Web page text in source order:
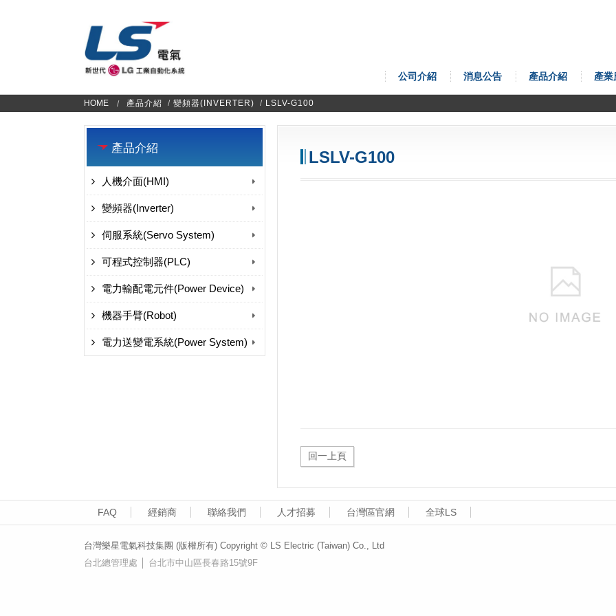
公司介紹 消息公告 產品介紹 產業
HOME 產品介紹 / 變頻器(INVERTER) / LSLV-G100
產品介紹
人機介面(HMI)
變頻器(Inverter)
伺服系統(Servo System)
可程式控制器(PLC)
電力輸配電元件(Power Device)
機器手臂(Robot)
電力送變電系統(Power System)
LSLV-G100
FAQ 經銷商 聯絡我們 人才招募 台灣區官網 全球LS
台灣樂星電氣科技集團 (版權所有) Copyright © LS Electric (Taiwan) Co., Ltd
台北總管理處 │ 台北市中山區長春路15號9F